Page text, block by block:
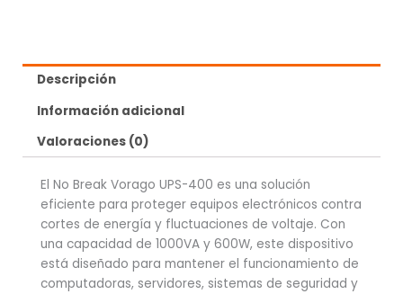
Descripción
Información adicional
Valoraciones (0)
El No Break Vorago UPS-400 es una solución
eficiente para proteger equipos electrónicos contra
cortes de energía y fluctuaciones de voltaje. Con
una capacidad de 1000VA y 600W, este dispositivo
está diseñado para mantener el funcionamiento de
computadoras, servidores, sistemas de seguridad y